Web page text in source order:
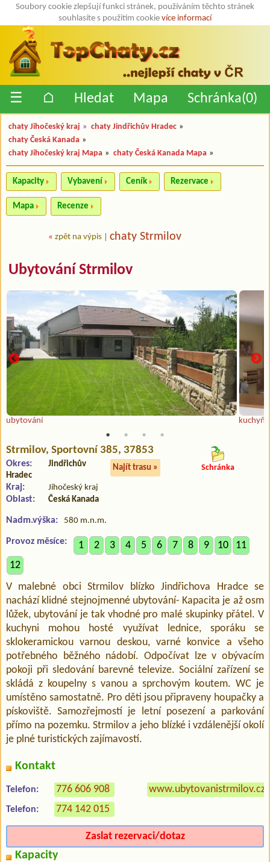
Soubory cookie zlepšují funkci stránek, používáním těchto stránek
souhlasíte s použitím cookie více informací
☰ ⌂ Hledat Mapa Schránka(0)
chaty Jihočeský kraj » chaty Jindřichův Hradec »
chaty Česká Kanada »
chaty Jihočeský kraj Mapa » chaty Česká Kanada Mapa »
Kapacity Vybavení Ceník Rezervace
Mapa Recenze
« zpět na výpis chaty Strmilov
Ubytování Strmilov
ubytování kuchyň
Strmilov, Sportovní 385, 37853
Najít trasu »
Okres:
Jindřichův
Hradec
Kraj: Jihočeský kraj
Oblast: Česká Kanada
Nadm.výška: 580 m.n.m.
Schránka
Provoz měsíce: 1 2 3 4 5 6 7 8 9 10
11
12
V malebné obci Strmilov blízko Jindřichova Hradce se
nachází klidné stejnojmenné ubytování- Kapacita je až osm
lůžek, ubytování je tak vhodné pro malé skupinky přátel. V
kuchyni mohou hosté využívat lednice, sporáku se
sklokeramickou varnou deskou, varné konvice a všeho
potřebného běžného nádobí. Odpočívat lze v obývacím
pokoji při sledování barevné televize. Sociální zařízení se
skládá z koupelny s vanou a sprchovým koutem. WC je
umístěno samostatně. Pro děti jsou připraveny houpačky a
pískoviště. Samozřejmostí je letní posezení a parkování
přímo na pozemku. Strmilov a jeho blízké i vzdálenější okolí
je plné turistických zajímavostí.
Kontakt
Telefon: 776 606 908
Telefon: 774 142 015
www.ubytovanistrmilov.cz
Zaslat rezervaci/dotaz
Kapacity